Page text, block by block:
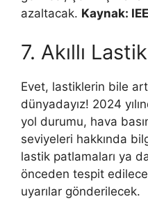
azaltacak. Kaynak:
7. Akıllı
Evet, lastiklerin bile
dünyadayız! 2024
yol durumu, hava
seviyeleri hakkında
lastik patlamaları ya
önceden tespit
uyarılar gönderilecek.